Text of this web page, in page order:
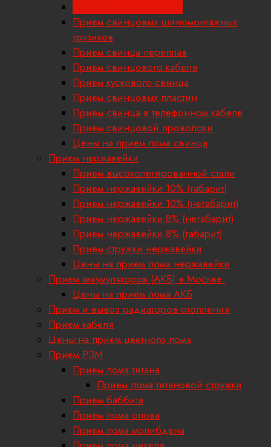
Прием свинцовых шиномонтажных
грузиков
Прием свинца переплав
Прием свинцового кабеля
Прием кускового свинца
Прием свинцовых пластин
Прием свинца в телефонном кабеле
Прием свинцовой проволоки
Цены на прием лома свинца
Прием нержавейки
Прием высоколегированной стали
Прием нержавейки 10% (габарит)
Прием нержавейки 10% (негабарит)
Прием нержавейки 8% (негабарит)
Прием нержавейки 8% (габарит)
Прием стружки нержавейки
Цены на прием лома нержавейки
Прием аккумуляторов (АКБ) в Москве
Цены на прием лома АКБ
Прием и вывоз радиаторов отопления
Прием кабеля
Цены на прием цветного лома
Прием РЗМ
Прием лома титана
Прием лома титановой стружки
Прием баббита
Прием лома олова
Прием лома молибдена